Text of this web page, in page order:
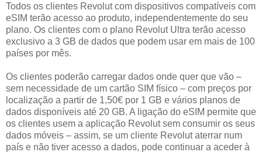
Todos os clientes Revolut com dispositivos compatíveis com
eSIM terão acesso ao produto, independentemente do seu
plano. Os clientes com o plano Revolut Ultra terão acesso
exclusivo a 3 GB de dados que podem usar em mais de 100
países por mês.
Os clientes poderão carregar dados onde quer que vão –
sem necessidade de um cartão SIM físico – com preços por
localização a partir de 1,50€ por 1 GB e vários planos de
dados disponíveis até 20 GB. A ligação do eSIM permite que
os clientes usem a aplicação Revolut sem consumir os seus
dados móveis – assim, se um cliente Revolut aterrar num
país e não tiver acesso a dados, pode continuar a aceder à